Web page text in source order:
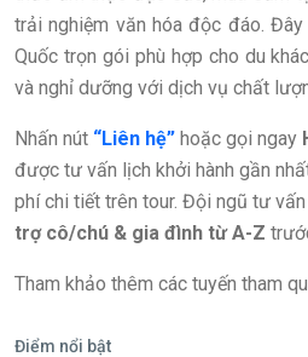
trải nghiệm văn hóa độc đáo. Đây
Quốc trọn gói phù hợp cho du
và nghỉ dưỡng với dịch vụ chất
Nhấn nút “Liên hệ” hoặc gọi ngay
được tư vấn lịch khởi hành gần
phí chi tiết trên tour. Đội ngũ tư vấn
trợ cô/chú & gia đình từ A-Z
Tham khảo thêm các tuyến tham
Điểm nổi bật